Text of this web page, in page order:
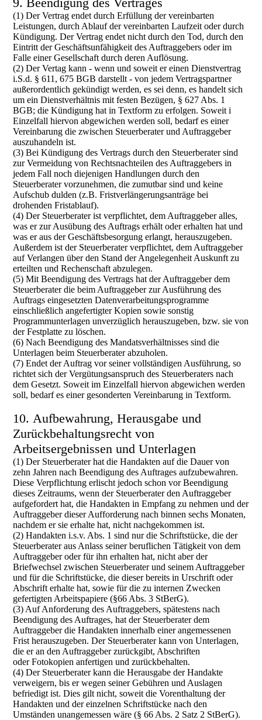
(1) Der Vertrag endet durch Erfüllung der vereinbarten
Leistungen, durch Ablauf der vereinbarten Laufzeit oder durch
Kündigung. Der Vertrag endet nicht durch den Tod, durch den
Eintritt der Geschäftsunfähigkeit des Auftraggebers oder im
Falle einer Gesellschaft durch deren Auflösung.
(2) Der Vertag kann - wenn und soweit er einen Dienstvertrag
i.S.d. § 611, 675 BGB darstellt - von jedem Vertragspartner
außerordentlich gekündigt werden, es sei denn, es handelt sich
um ein Dienstverhältnis mit festen Bezügen, § 627 Abs. 1
BGB; die Kündigung hat in Textform zu erfolgen. Soweit i
Einzelfall hiervon abgewichen werden soll, bedarf es einer
Vereinbarung die zwischen Steuerberater und Auftraggeber
auszuhandeln ist.
(3) Bei Kündigung des Vertrags durch den Steuerberater sind
zur Vermeidung von Rechtsnachteilen des Auftraggebers in
jedem Fall noch diejenigen Handlungen durch den
Steuerberater vorzunehmen, die zumutbar sind und keine
Aufschub dulden (z.B. Fristverlängerungsanträge bei
drohenden Fristablauf).
(4) Der Steuerberater ist verpflichtet, dem Auftraggeber alles,
was er zur Ausübung des Auftrags erhält oder erhalten hat und
was er aus der Geschäftsbesorgung erlangt, herauszugeben.
Außerdem ist der Steuerberater verpflichtet, dem Auftraggeber
auf Verlangen über den Stand der Angelegenheit Auskunft zu
erteilten und Rechenschaft abzulegen.
(5) Mit Beendigung des Vertrags hat der Auftraggeber dem
Steuerberater die beim Auftraggeber zur Ausführung des
Auftrags eingesetzten Datenverarbeitungsprogramme
einschließlich angefertigter Kopien sowie sonstig
Programmunterlagen unverzüglich herauszugeben, bzw. sie von
der Festplatte zu löschen.
(6) Nach Beendigung des Mandatsverhältnisses sind die
Unterlagen beim Steuerberater abzuholen.
(7) Endet der Auftrag vor seiner vollständigen Ausführung, so
richtet sich der Vergütungsanspruch des Steuerberaters nach
dem Gesetzt. Soweit im Einzelfall hiervon abgewichen werden
soll, bedarf es einer gesonderten Vereinbarung in Textform.
10. Aufbewahrung, Herausgabe und
Zurückbehaltungsrecht von
Arbeitsergebnissen und Unterlagen
(1) Der Steuerberater hat die Handakten auf die Dauer von
zehn Jahren nach Beendigung des Auftrages aufzubewahren.
Diese Verpflichtung erlischt jedoch schon vor Beendigung
dieses Zeitraums, wenn der Steuerberater den Auftraggeber
aufgefordert hat, die Handakten in Empfang zu nehmen und der
Auftraggeber dieser Aufforderung nach binnen sechs Monaten,
nachdem er sie erhalte hat, nicht nachgekommen ist.
(2) Handakten i.s.v. Abs. 1 sind nur die Schriftstücke, die der
Steuerberater aus Anlass seiner beruflichen Tätigkeit von dem
Auftraggeber oder für ihn erhalten hat, nicht aber der
Briefwechsel zwischen Steuerberater und seinem Auftraggeber
und für die Schriftstücke, die dieser bereits in Urschrift oder
Abschrift erhalte hat, sowie für die zu internen Zwecken
gefertigten Arbeitspapiere (§66 Abs. 3 StBerG).
(3) Auf Anforderung des Auftraggebers, spätestens nach
Beendigung des Auftrages, hat der Steuerberater dem
Auftraggeber die Handakten innerhalb einer angemessenen
Frist herauszugeben. Der Steuerberater kann von Unterlagen,
die er an den Auftraggeber zurückgibt, Abschriften
oder Fotokopien anfertigen und zurückbehalten.
(4) Der Steuerberater kann die Herausgabe der Handakte
verweigern, bis er wegen seiner Gebühren und Auslagen
befriedigt ist. Dies gilt nicht, soweit die Vorenthaltung der
Handakten und der einzelnen Schriftstücke nach den
Umständen unangemessen wäre (§ 66 Abs. 2 Satz 2 StBerG).